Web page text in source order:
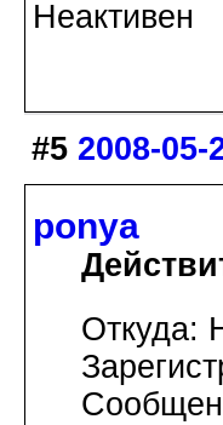
Неактивен
#5 2008-05-
ponya
Откуда: